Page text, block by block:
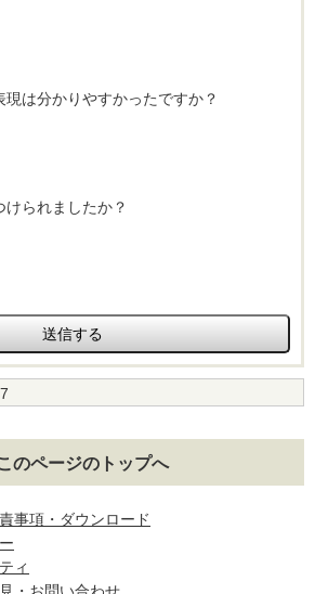
現は分かりやすかったですか？
けられましたか？
のページのトップへ
事項・ダウンロード
ィ